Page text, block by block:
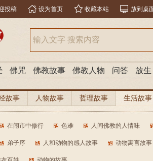
投稿 设为首页 收藏本站 放到桌
佛咒 佛教故事 佛教人物 问答 放生
故事 人物故事 哲理故事 生活故事
在闹市中修行 色难 人间佛教的人情味
弟子序 人和动物的感人故事 动物寓言故事